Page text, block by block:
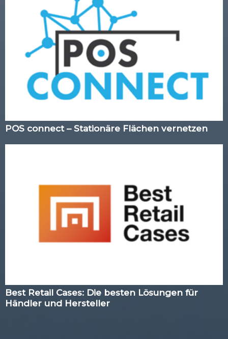
POS connect – Stationäre Flächen vernetzen
Best Retail Cases: Die besten Lösungen für
Händler und Hersteller